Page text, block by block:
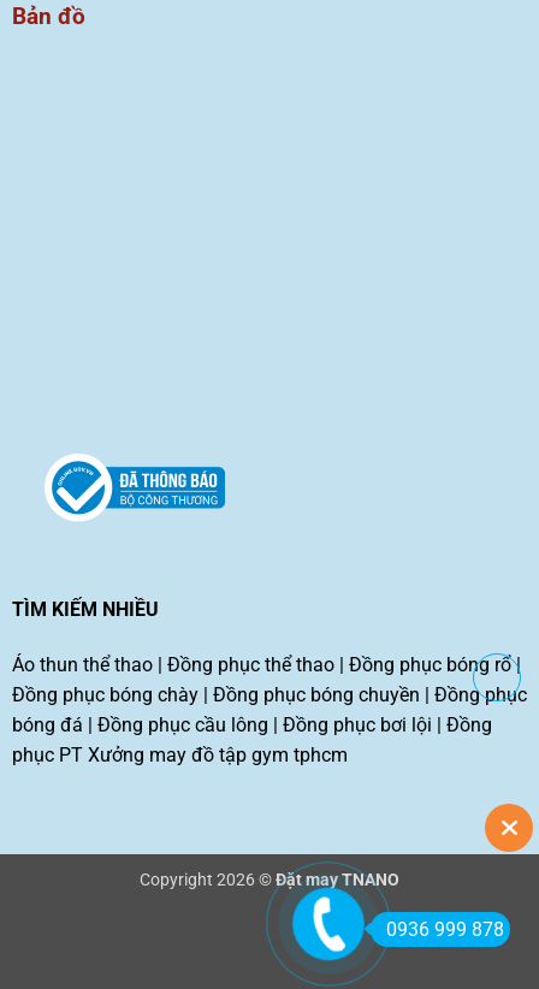
Bản đồ
TÌM KIẾM NHIỀU
Áo thun thể thao| Đồng phục thể thao| Đồng phục bóng rổ|
Đồng phục bóng chày| Đồng phục bóng chuyền | Đồng phục
bóng đá | Đồng phục cầu lông | Đồng phục bơi lội | Đồng
phục PT Xưởng may đồ tập gym tphcm
Copyright 2026 ©Đặt may TNANO
0936 999 878